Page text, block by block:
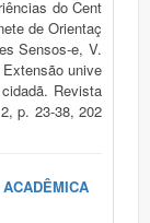
do Cent
de Orientaç
Sensos-e, V.
unive
Revista
p. 23-38, 202